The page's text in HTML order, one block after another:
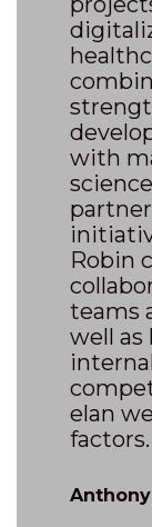
with
Robin
teams
well as
elan
factors.